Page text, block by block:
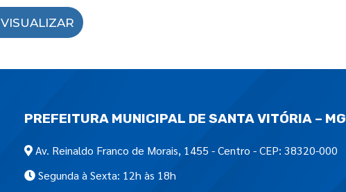
VISUALIZAR
PREFEITURA MUNICIPAL DE SANTA VITÓRIA – MG
Av. Reinaldo Franco de Morais, 1455 - Centro - CEP: 38320-000
Segunda à Sexta: 12h às 18h